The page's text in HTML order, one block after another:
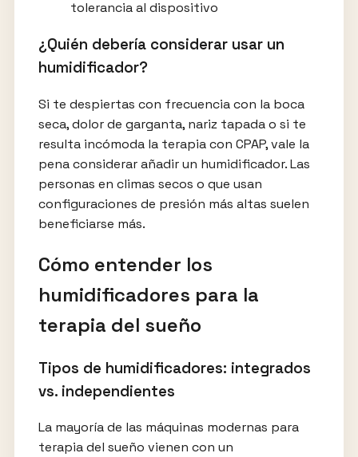
tolerancia al dispositivo
¿Quién debería considerar usar un
humidificador?
Si te despiertas con frecuencia con la boca
seca, dolor de garganta, nariz tapada o si te
resulta incómoda la terapia con CPAP, vale la
pena considerar añadir un humidificador. Las
personas en climas secos o que usan
configuraciones de presión más altas suelen
beneficiarse más.
Cómo entender los
humidificadores para la
terapia del sueño
Tipos de humidificadores: integrados
vs. independientes
La mayoría de las máquinas modernas para
terapia del sueño vienen con un